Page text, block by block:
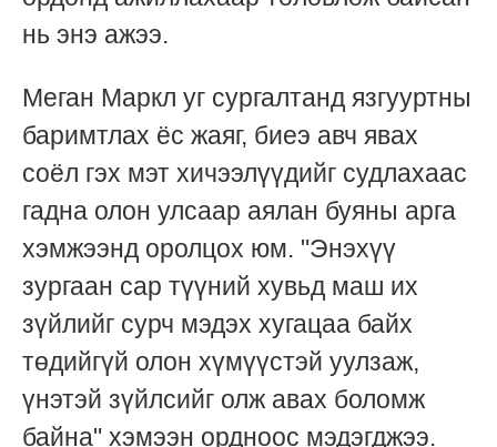
нь энэ ажээ.
Меган Маркл уг сургалтанд язгууртны
баримтлах ёс жаяг, биеэ авч явах
соёл гэх мэт хичээлүүдийг судлахаас
гадна олон улсаар аялан буяны арга
хэмжээнд оролцох юм. "Энэхүү
зургаан сар түүний хувьд маш их
зүйлийг сурч мэдэх хугацаа байх
төдийгүй олон хүмүүстэй уулзаж,
үнэтэй зүйлсийг олж авах боломж
байна" хэмээн ордноос мэдэгджээ.